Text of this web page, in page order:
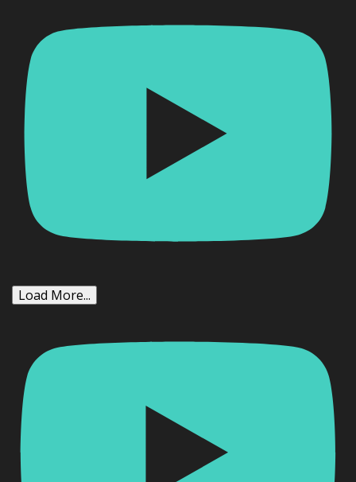
Load More...